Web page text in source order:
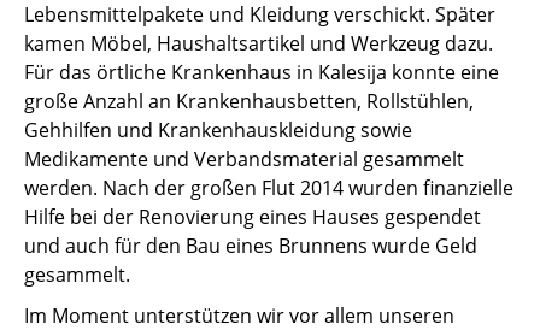
Lebensmittelpakete und Kleidung verschickt. Später
kamen Möbel, Haushaltsartikel und Werkzeug dazu.
Für das örtliche Krankenhaus in Kalesija konnte eine
große Anzahl an Krankenhausbetten, Rollstühlen,
Gehhilfen und Krankenhauskleidung sowie
Medikamente und Verbandsmaterial gesammelt
werden. Nach der großen Flut 2014 wurden finanzielle
Hilfe bei der Renovierung eines Hauses gespendet
und auch für den Bau eines Brunnens wurde Geld
gesammelt.
Im Moment unterstützen wir vor allem unseren